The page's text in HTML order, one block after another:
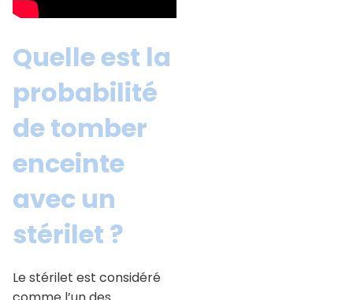
Quelle est la
probabilité
de tomber
enceinte
avec un
stérilet ?
Le stérilet est considéré